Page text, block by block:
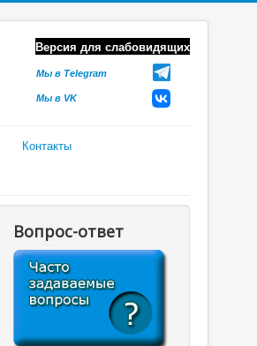
Версия для слабовидящих
Мы в Telegram
Мы в VK
Контакты
Вопрос-ответ